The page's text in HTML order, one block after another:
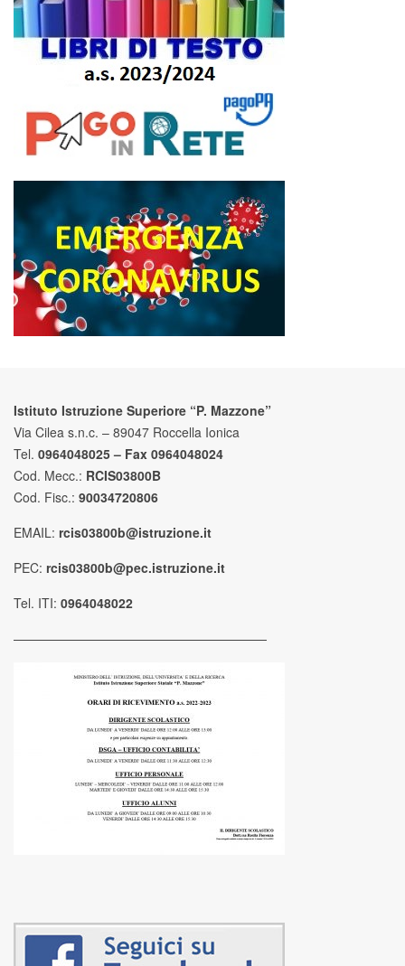
Istituto Istruzione Superiore “P. Mazzone”
Via Cilea s.n.c. – 89047 Roccella Ionica
Tel. 0964048025 – Fax 0964048024
Cod. Mecc.: RCIS03800B
Cod. Fisc.: 90034720806
EMAIL: rcis03800b@istruzione.it
PEC: rcis03800b@pec.istruzione.it
Tel. ITI: 0964048022
————————————————————